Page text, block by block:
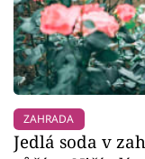
ZAHRADA
Jedlá soda v